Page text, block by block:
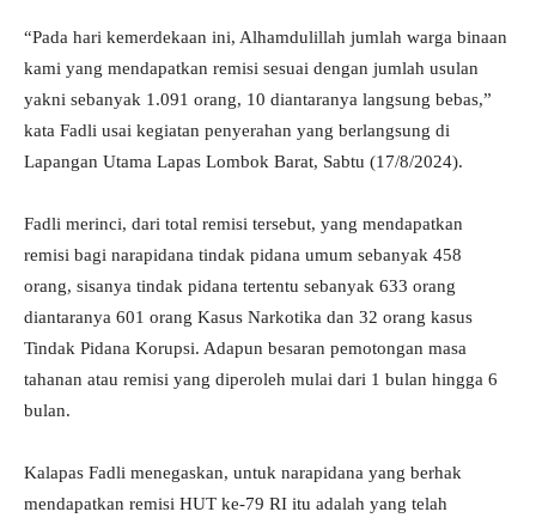
“Pada hari kemerdekaan ini, Alhamdulillah jumlah warga binaan
kami yang mendapatkan remisi sesuai dengan jumlah usulan
yakni sebanyak 1.091 orang, 10 diantaranya langsung bebas,”
kata Fadli usai kegiatan penyerahan yang berlangsung di
Lapangan Utama Lapas Lombok Barat, Sabtu (17/8/2024).
Fadli merinci, dari total remisi tersebut, yang mendapatkan
remisi bagi narapidana tindak pidana umum sebanyak 458
orang, sisanya tindak pidana tertentu sebanyak 633 orang
diantaranya 601 orang Kasus Narkotika dan 32 orang kasus
Tindak Pidana Korupsi. Adapun besaran pemotongan masa
tahanan atau remisi yang diperoleh mulai dari 1 bulan hingga 6
bulan.
Kalapas Fadli menegaskan, untuk narapidana yang berhak
mendapatkan remisi HUT ke-79 RI itu adalah yang telah